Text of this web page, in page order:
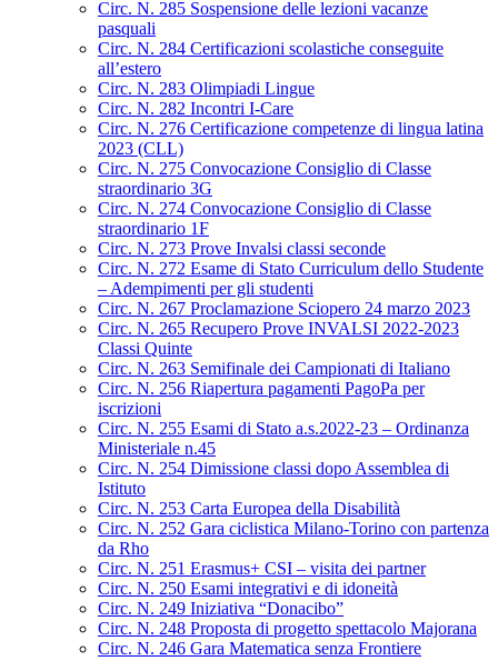
Circ. N. 285 Sospensione delle lezioni vacanze
pasquali
Circ. N. 284 Certificazioni scolastiche conseguite
all’estero
Circ. N. 283 Olimpiadi Lingue
Circ. N. 282 Incontri I-Care
Circ. N. 276 Certificazione competenze di lingua latina
2023 (CLL)
Circ. N. 275 Convocazione Consiglio di Classe
straordinario 3G
Circ. N. 274 Convocazione Consiglio di Classe
straordinario 1F
Circ. N. 273 Prove Invalsi classi seconde
Circ. N. 272 Esame di Stato Curriculum dello Studente
– Adempimenti per gli studenti
Circ. N. 267 Proclamazione Sciopero 24 marzo 2023
Circ. N. 265 Recupero Prove INVALSI 2022-2023
Classi Quinte
Circ. N. 263 Semifinale dei Campionati di Italiano
Circ. N. 256 Riapertura pagamenti PagoPa per
iscrizioni
Circ. N. 255 Esami di Stato a.s.2022-23 – Ordinanza
Ministeriale n.45
Circ. N. 254 Dimissione classi dopo Assemblea di
Istituto
Circ. N. 253 Carta Europea della Disabilità
Circ. N. 252 Gara ciclistica Milano-Torino con partenza
da Rho
Circ. N. 251 Erasmus+ CSI – visita dei partner
Circ. N. 250 Esami integrativi e di idoneità
Circ. N. 249 Iniziativa “Donacibo”
Circ. N. 248 Proposta di progetto spettacolo Majorana
Circ. N. 246 Gara Matematica senza Frontiere